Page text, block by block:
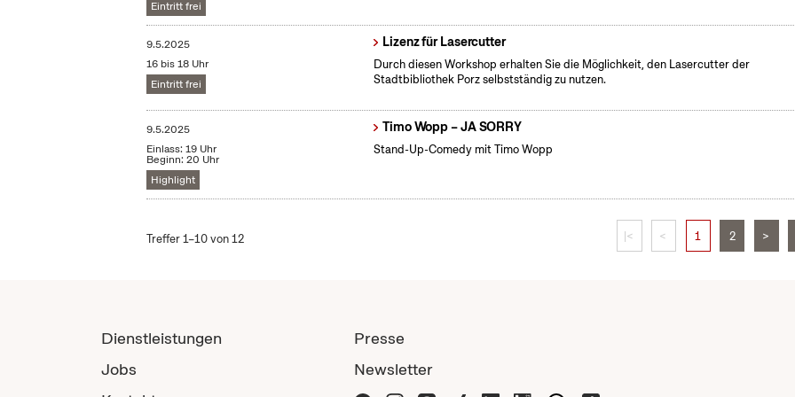
Eintritt frei
9.5.2025
16 bis 18 Uhr
Eintritt frei
Lizenz für Lasercutter
Durch diesen Workshop erhalten Sie die Möglichkeit, den Lasercutter der
Stadtbibliothek Porz selbstständig zu nutzen.
9.5.2025
Einlass: 19 Uhr
Beginn: 20 Uhr
Highlight
Timo Wopp – JA SORRY
Stand-Up-Comedy mit Timo Wopp
Treffer 1–10 von 12 |< < 1 2 >
Dienstleistungen
Jobs
Presse
Newsletter